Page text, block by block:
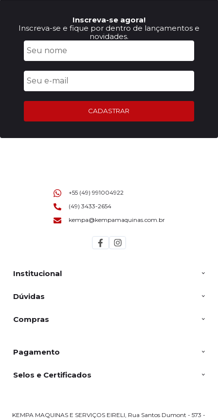
Inscreva-se agora!
Inscreva-se e fique por dentro de lançamentos e
novidades.
CADASTRAR
Institucional
Dúvidas
Compras
+55 (49) 991004922
(49) 3433-2654
kempa@kempamaquinas.com.br
Pagamento
Selos e Certificados
KEMPA MAQUINAS E SERVIÇOS EIRELI, Rua Santos Dumont - 573 -